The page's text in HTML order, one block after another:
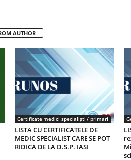
AUTHOR
Certificate medici specialiști / primari
LISTA CU CERTIFICATELE DE
MEDIC SPECIALIST CARE SE POT
RIDICA DE LA D.S.P. IASI